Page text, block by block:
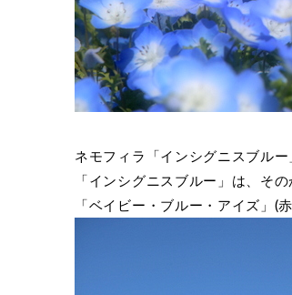
ネモフィラ「インシグニスブルー
「インシグニスブルー」は、そ
「ベイビー・ブルー・アイズ」(